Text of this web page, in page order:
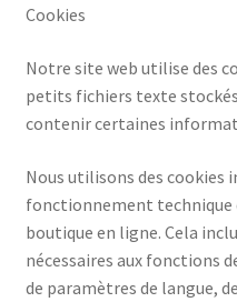
Cookies
Notre site web utilise des
petits fichiers texte
contenir certaines
Nous utilisons des cookies
fonctionnement technique
boutique en ligne. Cela
nécessaires aux fonctions
de paramètres de langue,